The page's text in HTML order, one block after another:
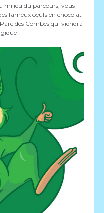
milieu du parcours, vous
fameux oeufs en chocolat
des Combes qui viendra
!